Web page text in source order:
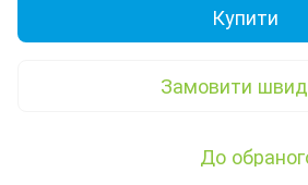
Купити
Замовити
До